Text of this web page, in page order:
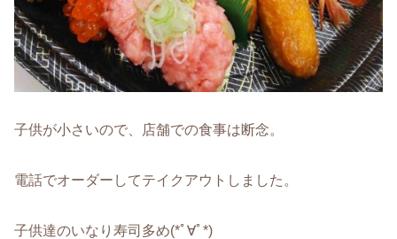
子供が小さいので、店舗での食事は断念。
電話でオーダーしてテイクアウトしました。
子供達のいなり寿司多め(*ﾟ∀ﾟ*)